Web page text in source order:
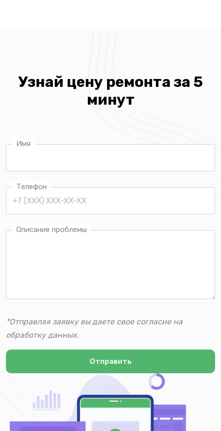
Узнай цену ремонта за 5
минут
Имя
Телефон
Описание проблемы
*Отправляя заявку вы даете свое согласие на
обработку данных.
Отправить